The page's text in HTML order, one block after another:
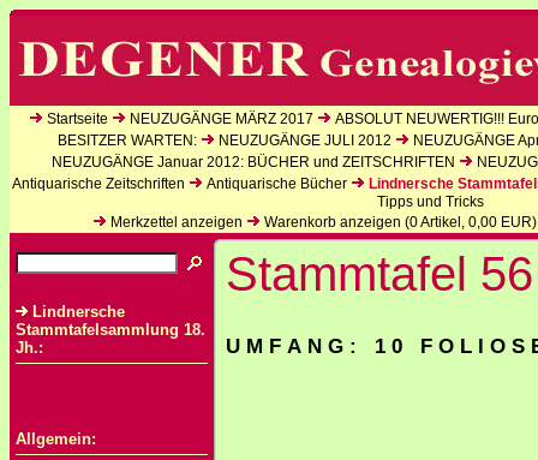
Startseite NEUZUGÄNGE MÄRZ 2017
ABSOLUT NEUWERTIG!!!
BESITZER WARTEN:
NEUZUGÄNGE JULI 2012
NEUZUGÄNGE
NEUZUGÄNGE Januar 2012: BÜCHER und ZEITSCHRIFTEN
Antiquarische Zeitschriften
Antiquarische Bücher
Lindnersche
Tipps und Tricks
Merkzettel anzeigen
Warenkorb anzeigen (0Artikel, 0,00 EUR)
Lindnersche
Stammtafelsammlung 18.
Jh.:
Allgemein:
Stammtafel
U M F A N G : 1 0 F O L I O S